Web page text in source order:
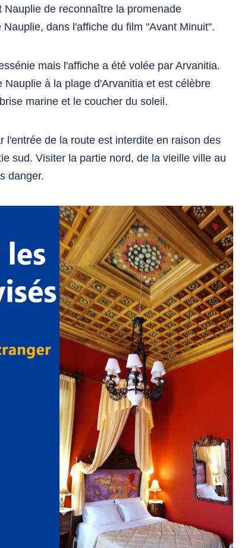
de reconnaître la promenade
dans l'affiche du film "Avant Minuit".
mais l'affiche a été volée par Arvanitia.
à la plage d'Arvanitia et est célèbre
marine et le coucher du soleil.
l'entrée de la route est interdite en raison des
sud. Visiter la partie nord, de la vieille ville au
danger.